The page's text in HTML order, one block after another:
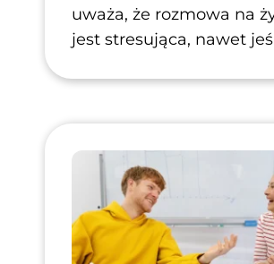
uważa, że rozmowa na
jest stresująca, nawet